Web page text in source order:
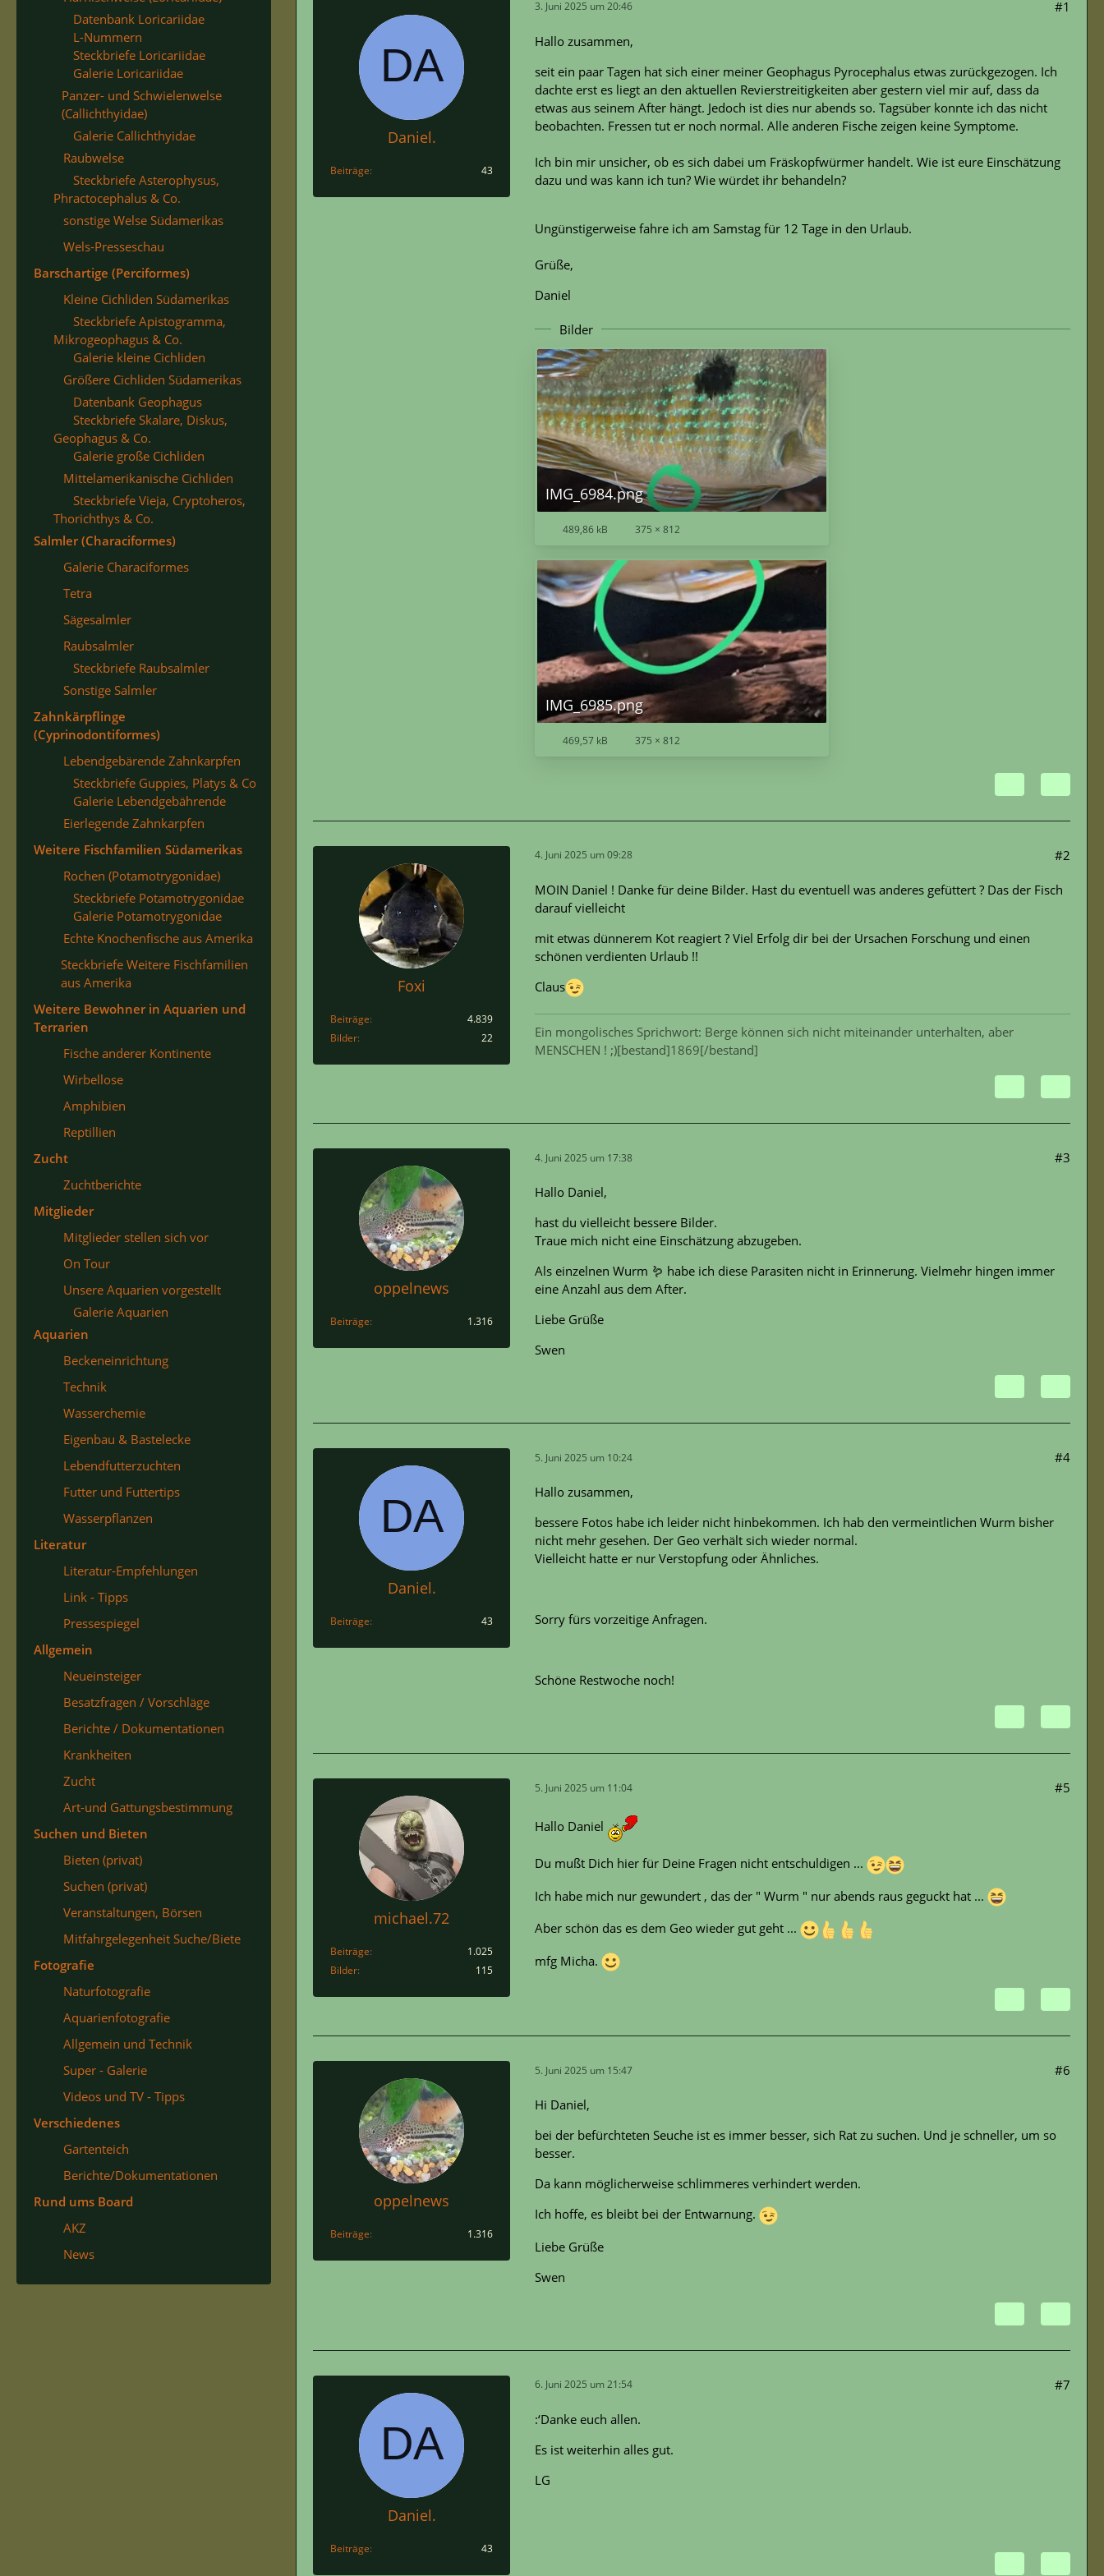
Datenbank Loricariidae
L-Nummern
Steckbriefe Loricariidae
Galerie Loricariidae
Panzer- und Schwielenwelse
(Callichthyidae)
Galerie Callichthyidae
Raubwelse
Steckbriefe Asterophysus,
Phractocephalus & Co.
sonstige Welse Südamerikas
Wels-Presseschau
Barschartige (Perciformes)
Kleine Cichliden Südamerikas
Steckbriefe Apistogramma,
Mikrogeophagus & Co.
Galerie kleine Cichliden
Größere Cichliden Südamerikas
Datenbank Geophagus
Steckbriefe Skalare, Diskus,
Geophagus & Co.
Galerie große Cichliden
Mittelamerikanische Cichliden
Steckbriefe Vieja, Cryptoheros,
Thorichthys & Co.
Salmler (Characiformes)
Galerie Characiformes
Tetra
Sägesalmler
Raubsalmler
Steckbriefe Raubsalmler
Sonstige Salmler
Zahnkärpflinge
(Cyprinodontiformes)
Lebendgebärende Zahnkarpfen
Steckbriefe Guppies, Platys & Co
Galerie Lebendgebährende
Eierlegende Zahnkarpfen
Weitere Fischfamilien Südamerikas
Rochen (Potamotrygonidae)
Steckbriefe Potamotrygonidae
Galerie Potamotrygonidae
Echte Knochenfische aus Amerika
Steckbriefe Weitere Fischfamilien
aus Amerika
Weitere Bewohner in Aquarien und
Terrarien
Fische anderer Kontinente
Wirbellose
Amphibien
Reptillien
Zucht
Zuchtberichte
Mitglieder
Mitglieder stellen sich vor
On Tour
Unsere Aquarien vorgestellt
Galerie Aquarien
Aquarien
Beckeneinrichtung
Technik
Wasserchemie
Eigenbau & Bastelecke
Lebendfutterzuchten
Futter und Futtertips
Wasserpflanzen
Literatur
Literatur-Empfehlungen
Link - Tipps
Pressespiegel
Allgemein
Neueinsteiger
Besatzfragen / Vorschläge
Berichte / Dokumentationen
Krankheiten
Zucht
Art-und Gattungsbestimmung
Suchen und Bieten
Bieten (privat)
Suchen (privat)
Veranstaltungen, Börsen
Mitfahrgelegenheit Suche/Biete
Fotografie
Naturfotografie
Aquarienfotografie
Allgemein und Technik
Super - Galerie
Videos und TV - Tipps
Verschiedenes
Gartenteich
Berichte/Dokumentationen
Rund ums Board
AKZ
News
Daniel.
Beiträge 43
3. Juni 2025 um 20:46 #1
Hallo zusammen,
seit ein paar Tagen hat sich einer meiner Geophagus Pyrocephalus etwas zurückgezogen. Ich
dachte erst es liegt an den aktuellen Revierstreitigkeiten aber gestern viel mir auf, dass da
etwas aus seinem After hängt. Jedoch ist dies nur abends so. Tagsüber konnte ich das nicht
beobachten. Fressen tut er noch normal. Alle anderen Fische zeigen keine Symptome.
Ich bin mir unsicher, ob es sich dabei um Fräskopfwürmer handelt. Wie ist eure Einschätzung
dazu und was kann ich tun? Wie würdet ihr behandeln?
Ungünstigerweise fahre ich am Samstag für 12 Tage in den Urlaub.
Grüße,
Daniel
Bilder
IMG_6984.png
489,86 kB 375 × 812
IMG_6985.png
469,57 kB 375 × 812
Foxi
Beiträge
4.839
Bilder
22
4. Juni 2025 um 09:28 #2
MOIN Daniel ! Danke für deine Bilder. Hast du eventuell was anderes gefüttert ? Das der Fisch
darauf vielleicht
mit etwas dünnerem Kot reagiert ? Viel Erfolg dir bei der Ursachen Forschung und einen
schönen verdienten Urlaub !!
Claus
Ein mongolisches Sprichwort: Berge können sich nicht miteinander unterhalten, aber
MENSCHEN ! ;)[bestand]1869[/bestand]
oppelnews
Beiträge 1.316
4. Juni 2025 um 17:38 #3
Hallo Daniel,
hast du vielleicht bessere Bilder.
Traue mich nicht eine Einschätzung abzugeben.
Als einzelnen Wurm 🪱 habe ich diese Parasiten nicht in Erinnerung. Vielmehr hingen immer
eine Anzahl aus dem After.
Liebe Grüße
Swen
Daniel.
Beiträge 43
5. Juni 2025 um 10:24 #4
Hallo zusammen,
bessere Fotos habe ich leider nicht hinbekommen. Ich hab den vermeintlichen Wurm bisher
nicht mehr gesehen. Der Geo verhält sich wieder normal.
Vielleicht hatte er nur Verstopfung oder Ähnliches.
Sorry fürs vorzeitige Anfragen.
Schöne Restwoche noch!
michael.72
Beiträge
1.025
Bilder
115
5. Juni 2025 um 11:04 #5
Hallo Daniel
Du mußt Dich hier für Deine Fragen nicht entschuldigen ...
Ich habe mich nur gewundert , das der " Wurm " nur abends raus geguckt hat ...
Aber schön das es dem Geo wieder gut geht ...
mfg Micha.
oppelnews
Beiträge 1.316
5. Juni 2025 um 15:47 #6
Hi Daniel,
bei der befürchteten Seuche ist es immer besser, sich Rat zu suchen. Und je schneller, um so
besser.
Da kann möglicherweise schlimmeres verhindert werden.
Ich hoffe, es bleibt bei der Entwarnung.
Liebe Grüße
Swen
Daniel.
Beiträge 43
6. Juni 2025 um 21:54 #7
:‘Danke euch allen.
Es ist weiterhin alles gut.
LG